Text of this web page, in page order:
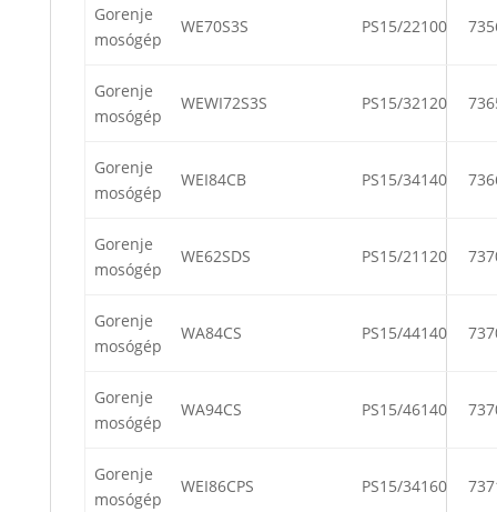
Gorenje
mosógép
WE70S3S PS15/22100
Gorenje
mosógép
WEWI72S3S PS15/32120
Gorenje
mosógép
WEI84CB PS15/34140
Gorenje
mosógép
WE62SDS PS15/21120
Gorenje
mosógép
WA84CS PS15/44140
Gorenje
mosógép
WA94CS PS15/46140
Gorenje
mosógép
WEI86CPS PS15/34160